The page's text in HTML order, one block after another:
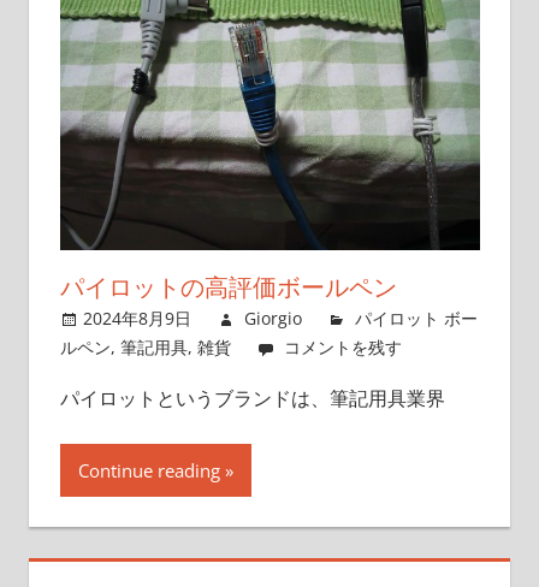
パイロットの高評価ボールペン
2024年8月9日 Giorgio
パイロット ボー
ルペン, 筆記用具, 雑貨 コメントを残す
パイロットというブランドは、筆記用具業界
Continue reading